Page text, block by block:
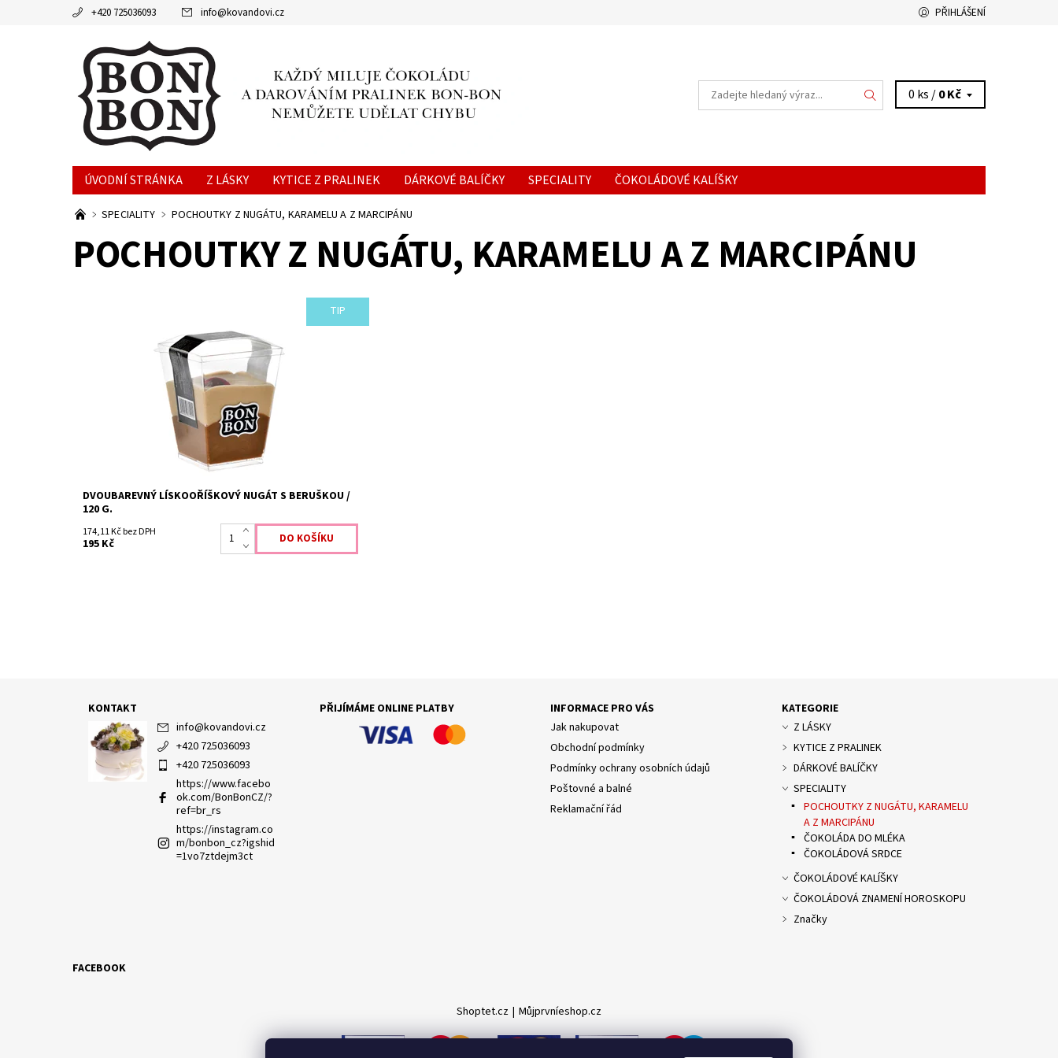
+420 725036093 info@kovandovi.cz PŘIHLÁŠENÍ
0 ks /0 Kč
ÚVODNÍ STRÁNKA Z LÁSKY KYTICE Z PRALINEK DÁRKOVÉ BALÍČKY SPECIALITY
ČOKOLÁDOVÉ KALÍŠKY
ČOKOLÁDOVÁ ZNAMENÍ HOROSKOPU
BON-BON NA MÍRU
SPECIALITY POCHOUTKY Z NUGÁTU, KARAMELU A Z MARCIPÁNU
POCHOUTKY Z NUGÁTU, KARAMELU A Z MARCIPÁNU
TIP
DVOUBAREVNÝ LÍSKOOŘÍŠKOVÝ NUGÁT S BERUŠKOU /
120 G.
174,11 Kč bez DPH
195 Kč
KONTAKT
info@kovandovi.cz
+420 725036093
+420 725036093
https://www.facebo
ok.com/BonBonCZ/?
ref=br_rs
https://instagram.co
m/bonbon_cz?igshid
=1vo7ztdejm3ct
PŘIJÍMÁME ONLINE PLATBY
INFORMACE PRO VÁS
Jak nakupovat
Obchodní podmínky
Podmínky ochrany osobních údajů
Poštovné a balné
Reklamační řád
KATEGORIE
Z LÁSKY
KYTICE Z PRALINEK
DÁRKOVÉ BALÍČKY
SPECIALITY
POCHOUTKY Z NUGÁTU, KARAMELU
A Z MARCIPÁNU
ČOKOLÁDA DO MLÉKA
ČOKOLÁDOVÁ SRDCE
ČOKOLÁDOVÉ KALÍŠKY
ČOKOLÁDOVÁ ZNAMENÍ HOROSKOPU
Značky
FACEBOOK
Shoptet.cz | Můjprvníeshop.cz